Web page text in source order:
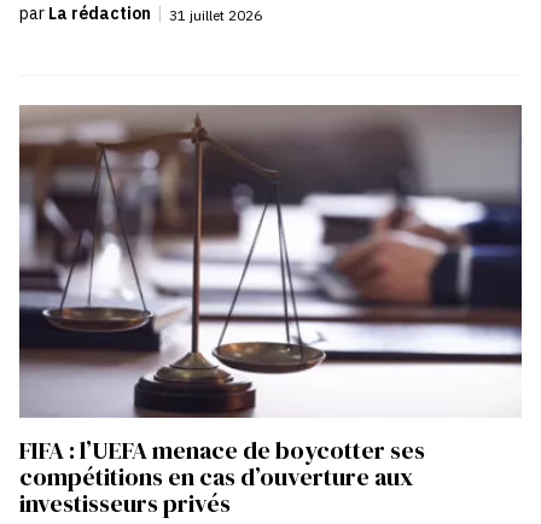
par La rédaction | 31 juillet 2026
FIFA : l’UEFA menace de boycotter ses
compétitions en cas d’ouverture aux
investisseurs privés